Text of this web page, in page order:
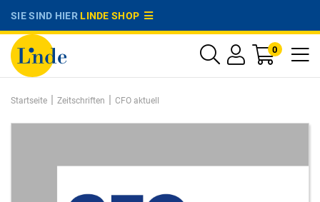
SIE SIND HIERLINDE SHOP
0
Startseite | Zeitschriften | CFO aktuell